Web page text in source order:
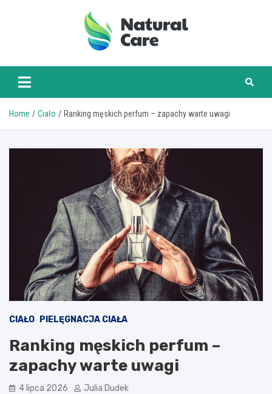
naturalcare.pl
Home Ciało Ranking męskich perfum – zapachy warte uwagi
CIAŁO PIELĘGNACJA CIAŁA
Ranking męskich perfum –
zapachy warte uwagi
4 lipca 2026 Julia Dudek